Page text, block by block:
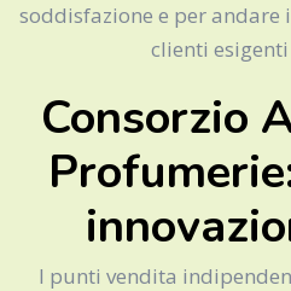
soddisfazione e per andare
clienti
Consorzio
I punti vendita